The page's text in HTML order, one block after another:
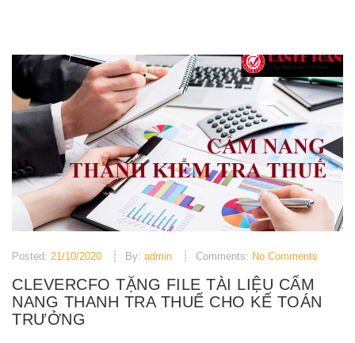
Posted: 21/10/2020 By: admin Comments: No Comments
CLEVERCFO TẶNG FILE TÀI LIỆU CẨM
NANG THANH TRA THUẾ CHO KẾ TOÁN
TRƯỞNG